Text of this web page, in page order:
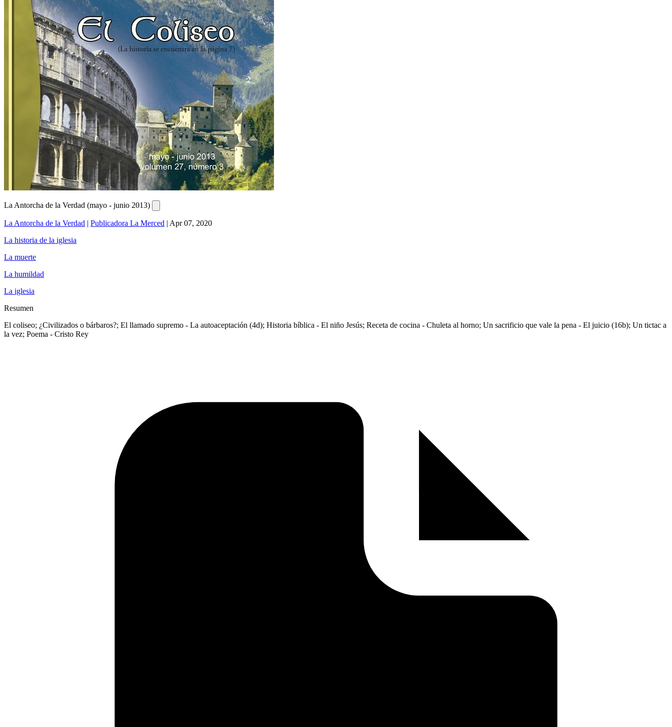
La Antorcha de la Verdad (mayo - junio 2013)
La Antorcha de la Verdad | Publicadora La Merced | Apr 07, 2020
La historia de la iglesia
La muerte
La humildad
La iglesia
Resumen
El coliseo; ¿Civilizados o bárbaros?; El llamado supremo - La autoaceptación (4d); Historia bíblica - El niño Jesús; Receta de cocina - Chuleta al horno; Un sacrificio que vale la pena - El juicio (16b); Un tictac a
la vez; Poema - Cristo Rey